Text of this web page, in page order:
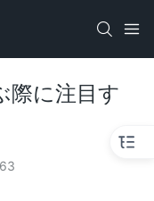
際に注目す